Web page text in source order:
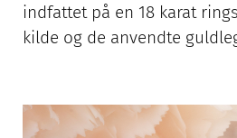
indfattet på en 18 karat
kilde og de anvendte